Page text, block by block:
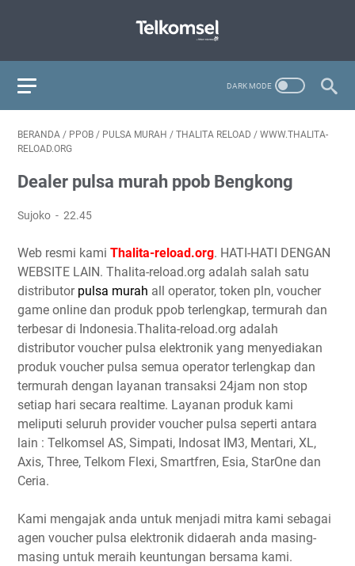
BERANDA / PPOB / PULSA MURAH / THALITA RELOAD / WWW.THALITA-
RELOAD.ORG
Dealer pulsa murah ppob Bengkong
Sujoko 22.45
Web resmi kami Thalita-reload.org. HATI-HATI DENGAN
WEBSITE LAIN. Thalita-reload.org adalah salah satu
distributor pulsa murah all operator, token pln, voucher
game online dan produk ppob terlengkap, termurah dan
terbesar di Indonesia.Thalita-reload.org adalah
distributor voucher pulsa elektronik yang menyediakan
produk voucher pulsa semua operator terlengkap dan
termurah dengan layanan transaksi 24jam non stop
setiap hari secara realtime. Layanan produk kami
meliputi seluruh provider voucher pulsa seperti antara
lain : Telkomsel AS, Simpati, Indosat IM3, Mentari, XL,
Axis, Three, Telkom Flexi, Smartfren, Esia, StarOne dan
Ceria.
Kami mengajak anda untuk menjadi mitra kami sebagai
agen voucher pulsa elektronik didaerah anda masing-
masing untuk meraih keuntungan bersama kami.